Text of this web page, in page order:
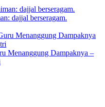
dajjal berseragam.
Menanggung Dampaknya –